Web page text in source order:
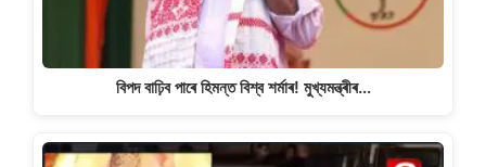
বিপদ বাঢ়িব পাৰে হিমন্ত বিশ্ব শৰ্মাৰ! মুখ্যমন্ত্ৰীৰ…